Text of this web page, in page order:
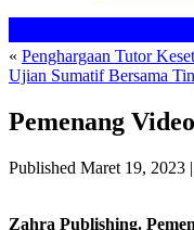
« Penghargaan Tutor
Ujian Sumatif Bersama
Pemenang
Published Maret 19, 2023 |
Zahra Publishing.